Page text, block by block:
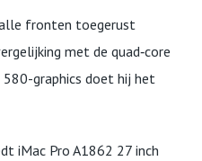
fronten toegerust
met de quad‑core
580-graphics doet hij het
iMac Pro A1862 27 inch